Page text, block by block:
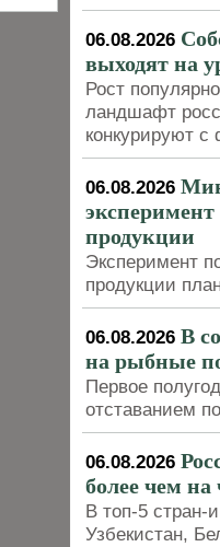
06.08.2026
выходят на
Рост
ландшафт
конкурируют
06.08.2026
продукции
Эксперимент
продукции
06.08.2026 В
на рыбные
Первое
отставанием
06.08.2026
более чем на
В топ-5 стран-
Узбекистан,